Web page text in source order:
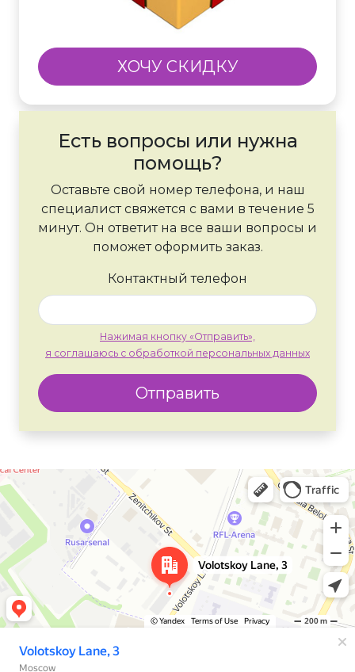
ХОЧУ СКИДКУ
Есть вопросы или нужна
помощь?
Оставьте свой номер телефона, и наш
специалист свяжется с вами в течение 5
минут. Он ответит на все ваши вопросы и
поможет оформить заказ.
Контактный телефон
Нажимая кнопку «Отправить»,
я соглашаюсь с обработкой персональных данных
Отправить
Москва
Яндекс Карты — транспорт, навигация, поиск мест